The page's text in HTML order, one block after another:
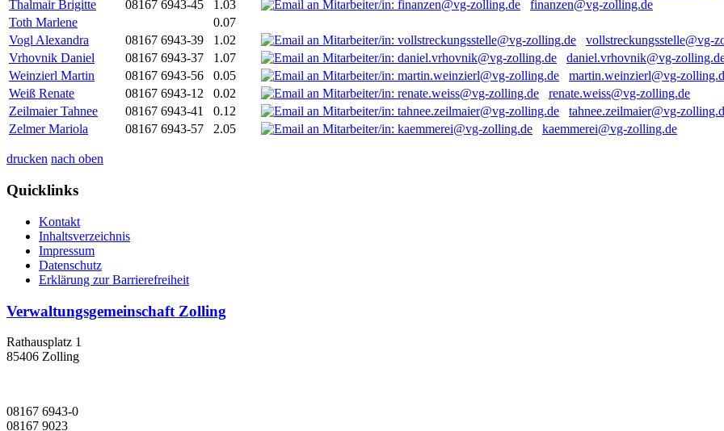
Thalmair Brigitte
08167 6943-45 1.03
finanzen@vg-zolling.de
Toth Marlene
0.07
Vogl Alexandra
08167 6943-39 1.02
vollstreckungsstelle@vg-
Vrhovnik Daniel
08167 6943-37 1.07
daniel.vrhovnik@vg-
Weinzierl Martin
08167 6943-56 0.05
martin.weinzierl@vg-
Weiß Renate
08167 6943-12 0.02
renate.weiss@vg-zolling.de
Zeilmaier Tahnee
08167 6943-41 0.12
tahnee.zeilmaier@vg-
Zelmer Mariola
08167 6943-57 2.05 kaemmerei@vg-zolling.de
drucken nach oben
Quicklinks
Kontakt
Inhaltsverzeichnis
Impressum
Datenschutz
Erklärung zur Barrierefreiheit
Verwaltungsgemeinschaft Zolling
Rathausplatz 1
85406 Zolling
08167 6943-0
08167 9023